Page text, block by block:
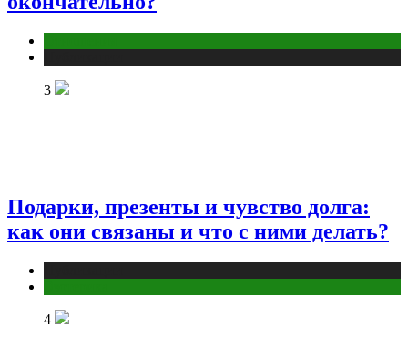
3
Подарки, презенты и чувство долга:
как они связаны и что с ними делать?
4